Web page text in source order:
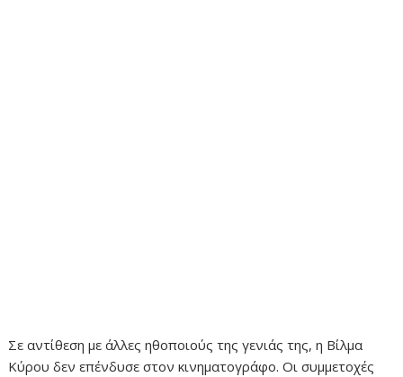
Σε αντίθεση με άλλες ηθοποιούς της γενιάς της, η Βίλμα
Κύρου δεν επένδυσε στον κινηματογράφο. Οι συμμετοχές